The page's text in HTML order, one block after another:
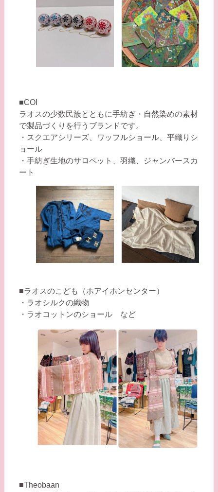
■COI
ラオスの少数民族とともに手紡ぎ・自然染めの素材
で製品づくりを行うブランドです。
・スクエアシリーズ、ワッフルショール、平織りシ
ョール
・手紡ぎ生地のサロペット、羽織、ジャンバースカ
ート
■ラオスのこども（ホアイホンセンター）
・ラオシルクの織物
・ラオコットンのショール など
■Theobaan